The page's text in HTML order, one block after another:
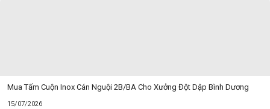
Mua Tấm Cuộn Inox Cán Nguội 2B/BA Cho Xưởng Đột Dập Bình Dương
15/07/2026